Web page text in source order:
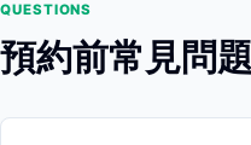
QUESTIONS
預約前常見問題